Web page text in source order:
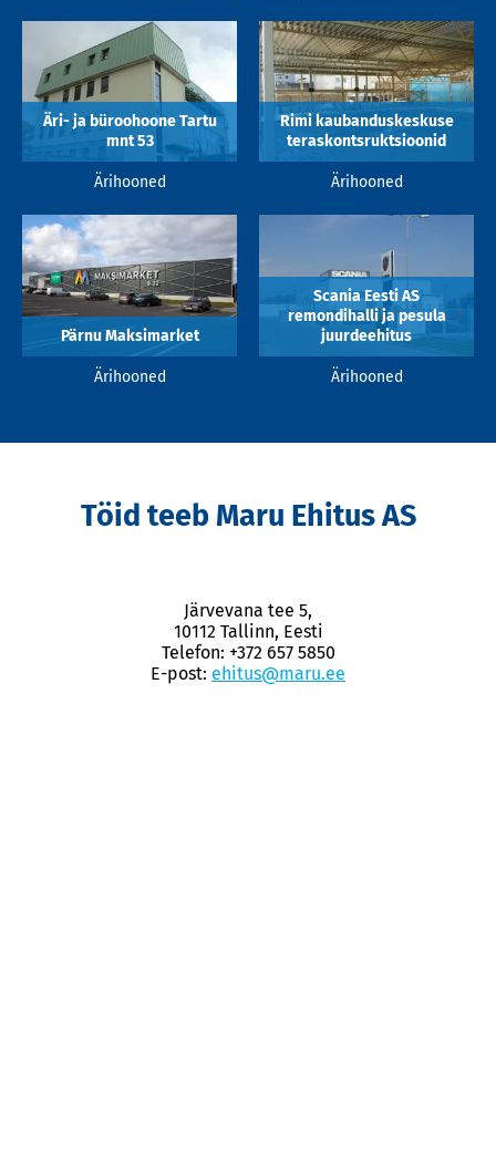
Äri- ja büroohoone Tartu
mnt 53
Ärihooned
Rimi kaubanduskeskuse
teraskontsruktsioonid
Ärihooned
Pärnu Maksimarket
Ärihooned
Scania Eesti AS
remondihalli ja pesula
juurdeehitus
Ärihooned
Töid teeb Maru Ehitus AS
Järvevana tee 5,
10112 Tallinn, Eesti
Telefon: +372 657 5850
E-post: ehitus@maru.ee